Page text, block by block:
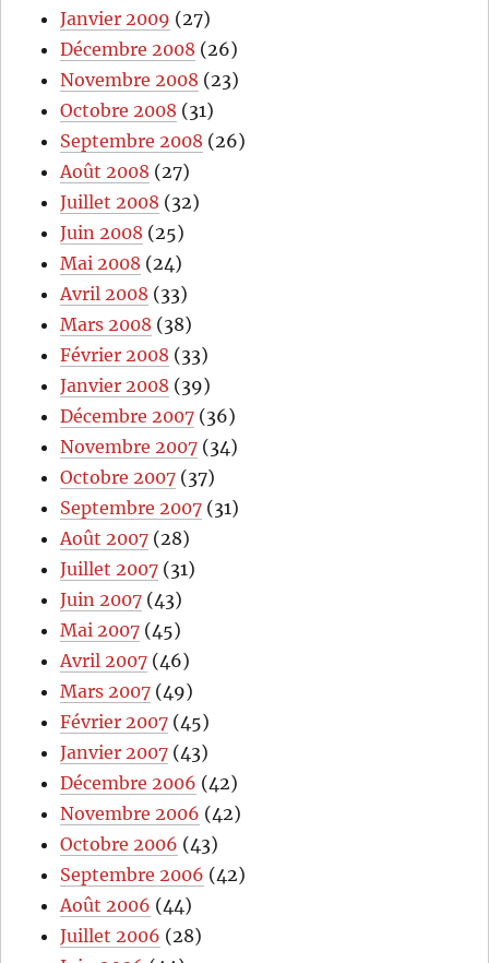
Janvier 2009 (27)
Décembre 2008 (26)
Novembre 2008 (23)
Octobre 2008 (31)
Septembre 2008 (26)
Août 2008 (27)
Juillet 2008 (32)
Juin 2008 (25)
Mai 2008 (24)
Avril 2008 (33)
Mars 2008 (38)
Février 2008 (33)
Janvier 2008 (39)
Décembre 2007 (36)
Novembre 2007 (34)
Octobre 2007 (37)
Septembre 2007 (31)
Août 2007 (28)
Juillet 2007 (31)
Juin 2007 (43)
Mai 2007 (45)
Avril 2007 (46)
Mars 2007 (49)
Février 2007 (45)
Janvier 2007 (43)
Décembre 2006 (42)
Novembre 2006 (42)
Octobre 2006 (43)
Septembre 2006 (42)
Août 2006 (44)
Juillet 2006 (28)